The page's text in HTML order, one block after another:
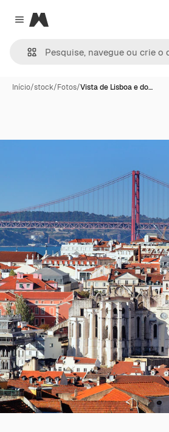
Close menu
Magnific
Início/stock/Fotos/Vista de Lisboa e do…